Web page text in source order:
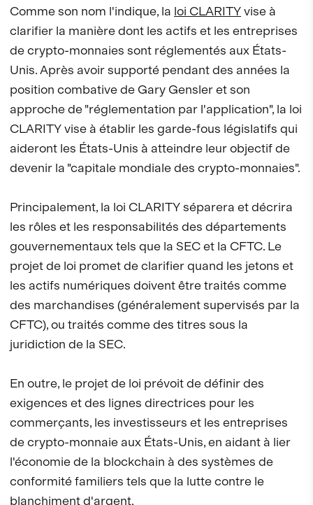
Comme son nom l'indique, la loi CLARITYvise à
clarifier la manière dont les actifs et les entreprises
de crypto-monnaies sont réglementés aux États-
Unis. Après avoir supporté pendant des années la
position combative de Gary Gensler et son
approche de "réglementation par l'application", la loi
CLARITY vise à établir les garde-fous législatifs qui
aideront les États-Unis à atteindre leur objectif de
devenir la "capitale mondiale des crypto-monnaies".
Principalement, la loi CLARITY séparera et décrira
les rôles et les responsabilités des départements
gouvernementaux tels que la SEC et la CFTC. Le
projet de loi promet de clarifier quand les jetons et
les actifs numériques doivent être traités comme
des marchandises (généralement supervisés par la
CFTC), ou traités comme des titres sous la
juridiction de la SEC.
En outre, le projet de loi prévoit de définir des
exigences et des lignes directrices pour les
commerçants, les investisseurs et les entreprises
de crypto-monnaie aux États-Unis, en aidant à lier
l'économie de la blockchain à des systèmes de
conformité familiers tels que la lutte contre le
blanchiment d'argent.